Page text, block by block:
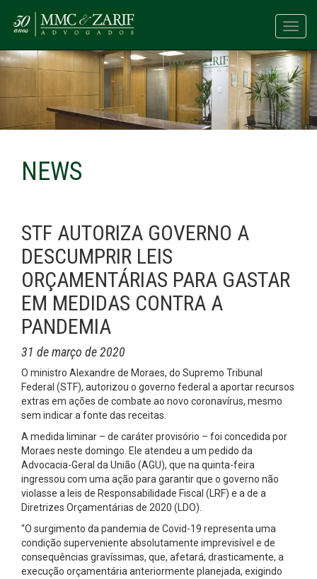
NEWS
STF AUTORIZA GOVERNO A
DESCUMPRIR LEIS
ORÇAMENTÁRIAS PARA GASTAR
EM MEDIDAS CONTRA A
PANDEMIA
31 de março de 2020
O ministro Alexandre de Moraes, do Supremo Tribunal
Federal (STF), autorizou o governo federal a aportar recursos
extras em ações de combate ao novo coronavírus, mesmo
sem indicar a fonte das receitas.
A medida liminar – de caráter provisório – foi concedida por
Moraes neste domingo. Ele atendeu a um pedido da
Advocacia-Geral da União (AGU), que na quinta-feira
ingressou com uma ação para garantir que o governo não
violasse a leis de Responsabilidade Fiscal (LRF) e a de a
Diretrizes Orçamentárias de 2020 (LDO).
“O surgimento da pandemia de Covid-19 representa uma
condição superveniente absolutamente imprevisível e de
consequências gravíssimas, que, afetará, drasticamente, a
execução orçamentária anteriormente planejada, exigindo